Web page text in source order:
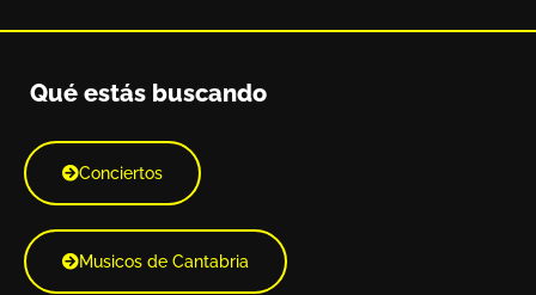
Qué estás buscando
Conciertos
Musicos de Cantabria